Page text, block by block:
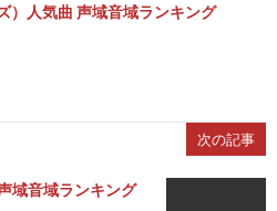
）人気曲 声域音域ランキング
次の記事
域音域ランキング